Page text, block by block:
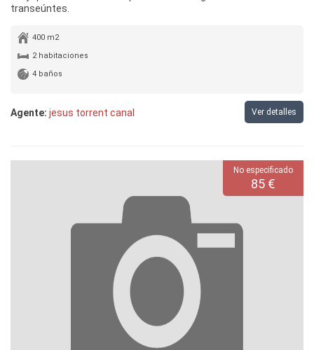
transeúntes.
400 m2
2 habitaciones
4 baños
Agente: jesus torrent canal Ver detalles
No especificado
85 €